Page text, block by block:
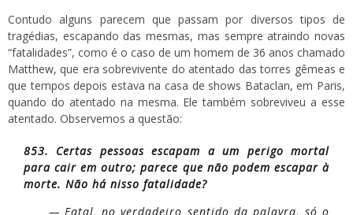
Contudo alguns parecem que passam por diversos tipos de
tragédias, escapando das mesmas, mas sempre atraindo novas
“fatalidades”, como é o caso de um homem de 36 anos chamado
Matthew, que era sobrevivente do atentado das torres gêmeas e
que tempos depois estava na casa de shows Bataclan, em Paris,
quando do atentado na mesma. Ele também sobreviveu a esse
atentado. Observemos a questão:
853. Certas pessoas escapam a um perigo mortal
para cair em outro; parece que não podem escapar à
morte. Não há nisso fatalidade?
— Fatal, no verdadeiro sentido da palavra, só o